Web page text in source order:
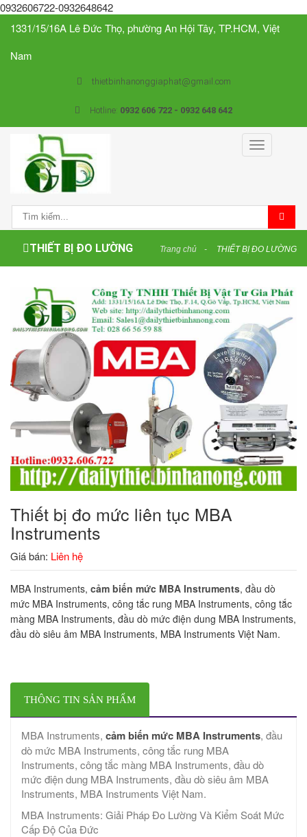
0932606722-0932648642
1331/15/16A Lê Đức Thọ, phường An Hội Tây, TP.HCM, Việt
Nam
thietbinhanonggiaphat@gmail.com
Hotline: 0932 606 722 - 0932 648 642
Toggle
navigation
THIẾT BỊ ĐO LƯỜNG Trang chủ THIẾT BỊ ĐO LƯỜNG
Thiết bị đo mức liên tục MBA
Instruments
Giá bán: Liên hệ
MBA Instruments, cảm biến mức MBA Instruments, đầu dò
mức MBA Instruments, công tắc rung MBA Instruments, công tắc
màng MBA Instruments, đầu dò mức điện dung MBA Instruments,
đầu dò siêu âm MBA Instruments, MBA Instruments Việt Nam.
THÔNG TIN SẢN PHẨM
MBA Instruments, cảm biến mức MBA Instruments, đầu
dò mức MBA Instruments, công tắc rung MBA
Instruments, công tắc màng MBA Instruments, đầu dò
mức điện dung MBA Instruments, đầu dò siêu âm MBA
Instruments, MBA Instruments Việt Nam.
MBA Instruments: Giải Pháp Đo Lường Và Kiểm Soát Mức
Cấp Độ Của Đức